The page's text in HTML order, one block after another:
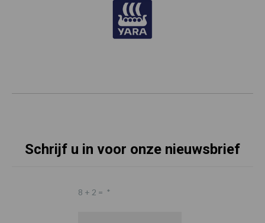
Schrijf u in voor onze nieuwsbrief
8 + 2 = *